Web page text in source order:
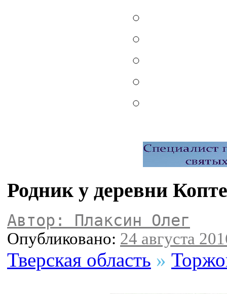
Родник у деревни
Автор: Плаксин Олег
Опубликовано: 24 августа
Тверская область »